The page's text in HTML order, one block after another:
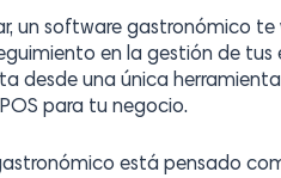
un software gastronómico
en la gestión de
desde una única
para tu negocio.
está pensado